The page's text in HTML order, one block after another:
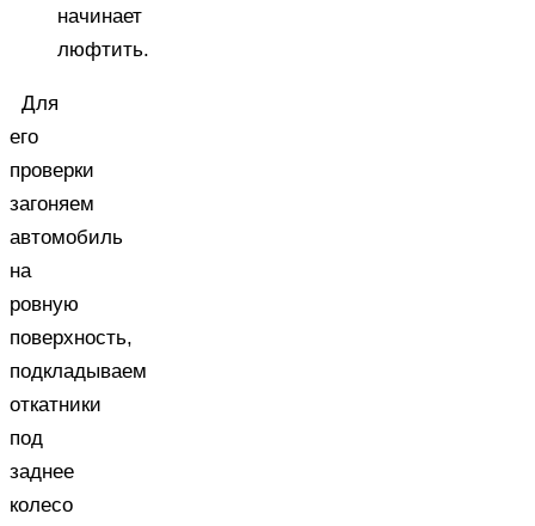
начинает
люфтить.
Для
его
проверки
загоняем
автомобиль
на
ровную
поверхность,
подкладываем
откатники
под
заднее
колесо